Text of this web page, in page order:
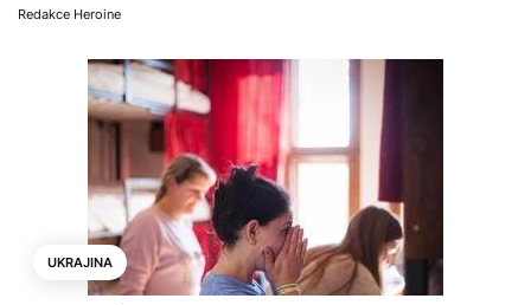
Redakce Heroine
UKRAJINA